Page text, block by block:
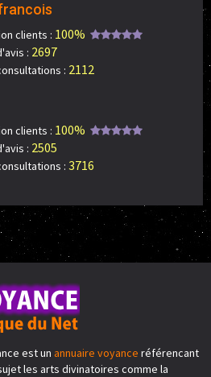
clients : 100%
: 2697
: 2112
clients : 100%
: 2505
: 3716
est un annuaire voyance référencant
les arts divinatoires comme la